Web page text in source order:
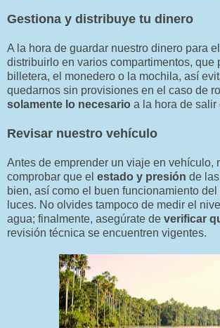
Gestiona y distribuye tu dinero
A la hora de guardar nuestro dinero para
distribuirlo en varios compartimentos, que
billetera, el monedero o la mochila, así
quedarnos sin provisiones en el caso de
solamente lo necesario a la hora de salir
Revisar nuestro vehículo
Antes de emprender un viaje en vehículo,
comprobar que el estado y presión de
bien, así como el buen funcionamiento del
luces. No olvides tampoco de medir el
agua; finalmente, asegúrate de verificar
revisión técnica se encuentren vigentes.